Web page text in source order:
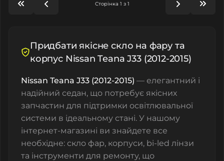
Сторінка 1 з 1
Придбати якісне скло на фару та
корпус Nissan Teana J33 (2012-2015)
Nissan Teana J33 (2012-2015) — елегантний і
надійний седан, що потребує якісних
запчастин для підтримки освітлювальної
системи в ідеальному стані. У нашому
інтернет-магазині ви знайдете все
необхідне: скло фар, корпуси, bi-led лінзи
та інструменти для ремонту, що